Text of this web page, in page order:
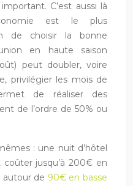
C’est aussi là
est le plus
de choisir la bonne
en haute saison
peut doubler, voire
privilégier les mois de
de réaliser des
de l’ordre de 50% ou
: une nuit d’hôtel
jusqu’à 200€ en
autour de 90€ en basse